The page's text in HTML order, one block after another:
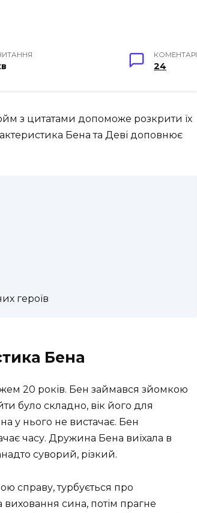
КОМЕНТАРІ
24
з цитатами допоможе розкрити їх
Бена та Деві доповнює
героїв
Бена
20 років. Бен займався зйомкою
було складно, вік його для
у нього не вистачає. Бен
часу. Дружина Бена виїхала в
суворий, різкий.
справу, турбується про
виховання сина, потім прагне